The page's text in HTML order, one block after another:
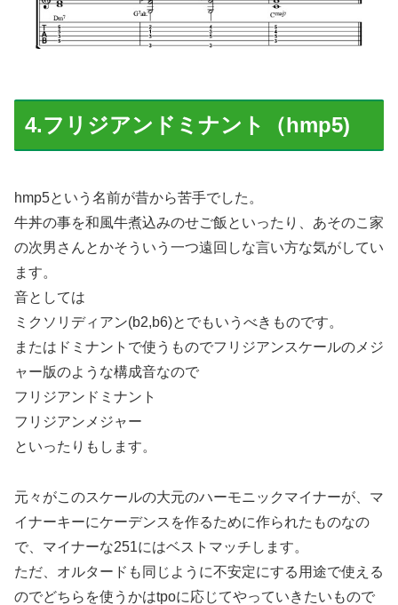
4.フリジアンドミナント（hmp5)
hmp5という名前が昔から苦手でした。
牛丼の事を和風牛煮込みのせご飯といったり、あそのこ家
の次男さんとかそういう一つ遠回しな言い方な気がしてい
ます。
音としては
ミクソリディアン(b2,b6)とでもいうべきものです。
またはドミナントで使うものでフリジアンスケールのメジ
ャー版のような構成音なので
フリジアンドミナント
フリジアンメジャー
といったりもします。
元々がこのスケールの大元のハーモニックマイナーが、マ
イナーキーにケーデンスを作るために作られたものなの
で、マイナーな251にはベストマッチします。
ただ、オルタードも同じように不安定にする用途で使える
のでどちらを使うかはtpoに応じてやっていきたいもので